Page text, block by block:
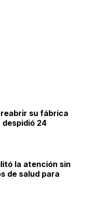
reabrir su fábrica
despidió 24
la atención sin
de salud para